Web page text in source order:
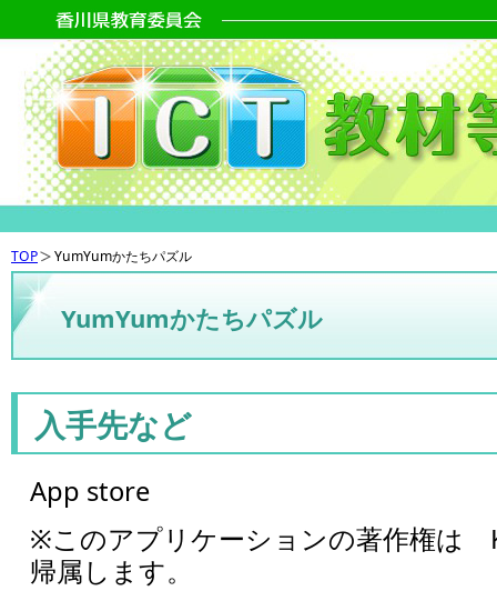
TOP YumYumかたちパズル
YumYumかたちパズル
入手先など
App store
※このアプリケーションの著作権
帰属します。